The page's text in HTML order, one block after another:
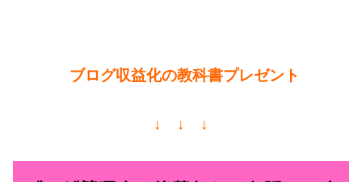
ブログ収益化の教科書プレゼント
↓ ↓ ↓